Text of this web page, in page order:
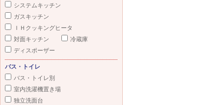
システムキッチン
ガスキッチン
ＩＨクッキングヒータ
対面キッチン
冷蔵庫
ディスポーザー
バス・トイレ
バス・トイレ別
室内洗濯機置き場
独立洗面台